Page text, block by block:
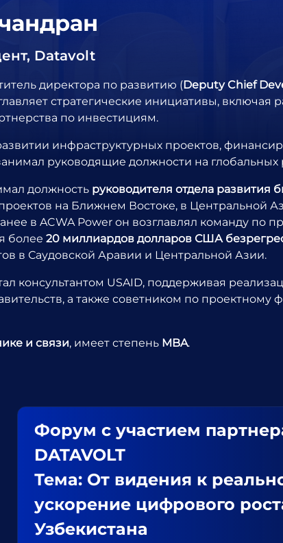
Datavolt
директора по развитию (Deputy Chief
стратегические инициативы, включая
по инвестициям.
инфраструктурных проектов,
руководящие должности на глобальных
должность руководителя отдела развития
на Ближнем Востоке, в Центральной
в ACWA Power он возглавлял команду по
более 20 миллиардов долларов США
в Саудовской Аравии и Центральной Азии.
консультантом USAID, поддерживая
а также советником по проектному
и связи, имеет степень MBA.
Форум с участием
DATAVOLT
Тема: От видения к
ускорение цифрового
Узбекистана